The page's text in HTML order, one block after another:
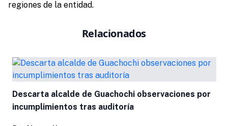
regiones de la entidad.
Relacionados
Descarta alcalde de Guachochi observaciones por
incumplimientos tras auditoría